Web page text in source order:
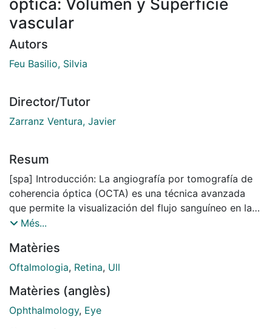
óptica: Volumen y Superficie
vascular
Autors
Feu Basilio, Silvia
Director/Tutor
Zarranz Ventura, Javier
Resum
[spa] Introducción: La angiografía por tomografía de
coherencia óptica (OCTA) es una técnica avanzada
que permite la visualización del flujo sanguíneo en la
retina con alta resolución y profundidad. A pesar de su
empleado en la actualidad es bidimensional (en face).
No obstante, la reconstrucción tridimensional de las
los vasos sanguíneos de la retina en 3 dimensiones,
abriendo la puerta al desarrollo de nuevos parámetros
Més...
Matèries
Oftalmologia, Retina, Ull
Matèries (anglès)
Ophthalmology, Eye